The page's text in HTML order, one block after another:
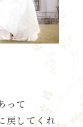
って
戻してくれ